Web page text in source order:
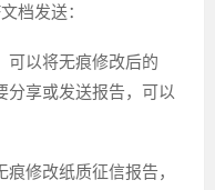
档发送：
可以将无痕修改后的
分享或发送报告，可以
修改纸质征信报告，